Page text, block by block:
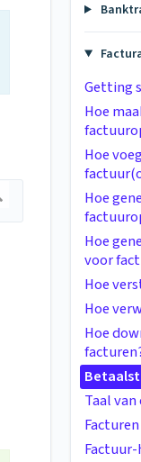
Getting
Hoe
Hoe
Hoe
Hoe
voor
Hoe
Hoe
Hoe
Taal